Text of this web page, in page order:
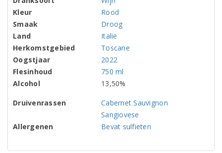
Kleur
Rood
Smaak
Droog
Land
Italië
Herkomstgebied
Toscane
Oogstjaar
2022
Flesinhoud
750 ml
Alcohol
13,50%
Druivenrassen
Cabernet Sauvignon
Sangiovese
Allergenen
Bevat sulfieten